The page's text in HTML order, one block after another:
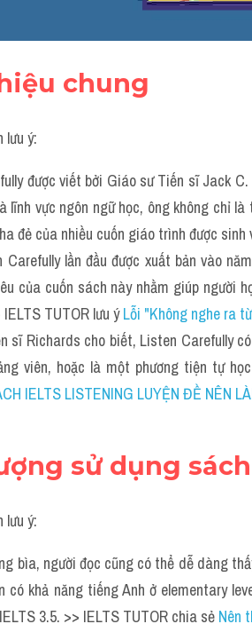
chung
lưu ý:
được viết bởi Giáo sư Tiến sĩ Jack
lĩnh vực ngôn ngữ học, ông không chỉ
đẻ của nhiều cuốn giáo trình được
Carefully lần đầu được xuất bản vào
của cuốn sách này nhằm giúp người
TUTOR lưu ý Lỗi "Không nghe ra
sĩ Richards cho biết, Listen Carefully
IELTS LISTENING LUYỆN ĐỀ NÊN
sử dụng sách
lưu ý:
bìa, người đọc cũng có thể dễ dàng
có khả năng tiếng Anh ở elementary
3.5. >> IELTS TUTOR chia sẻNên